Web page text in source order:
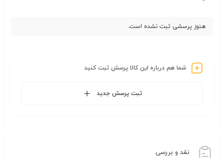
هنوز پرسشی ثبت نشده است.
شما هم درباره این کالا پرسش ثبت کنید
ثبت پرسش جدید
نقد و بررسی